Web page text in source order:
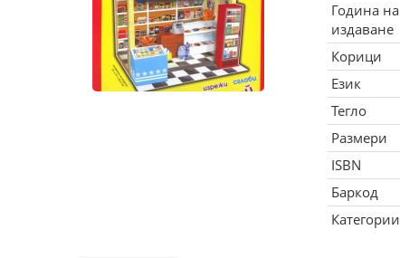
Година на
издаване
Корици
Език
Тегло
Размери
ISBN
Баркод
Категории